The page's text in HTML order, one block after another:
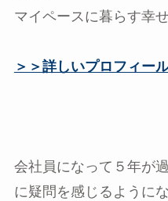
マイペースに暮らす幸
＞＞詳しいプロフィー
会社員になって５年が
に疑問を感じるように